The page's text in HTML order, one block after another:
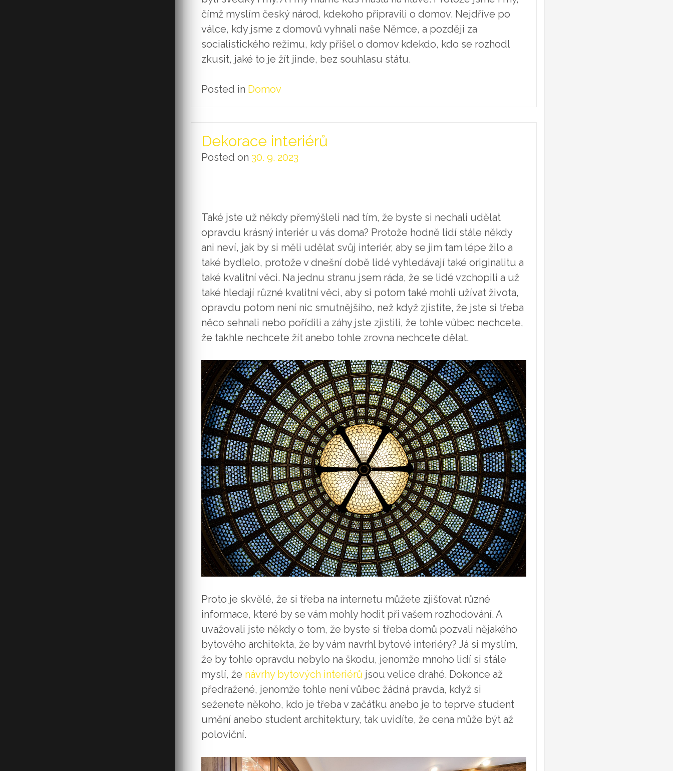
čímž myslím český národ, kdekoho připravili o domov. Nejdříve po
válce, kdy jsme z domovů vyhnali naše Němce, a později za
socialistického režimu, kdy přišel o domov kdekdo, kdo se rozhodl
zkusit, jaké to je žít jinde, bez souhlasu státu.
Posted in Domov
Dekorace interiérů
Posted on 30. 9. 2023
Také jste už někdy přemýšleli nad tím, že byste si nechali udělat
opravdu krásný interiér u vás doma? Protože hodně lidí stále někdy
ani neví, jak by si měli udělat svůj interiér, aby se jim tam lépe žilo a
také bydlelo, protože v dnešní době lidé vyhledávají také originalitu a
také kvalitní věci. Na jednu stranu jsem ráda, že se lidé vzchopili a už
také hledají různé kvalitní věci, aby si potom také mohli užívat života,
opravdu potom není nic smutnějšího, než když zjistíte, že jste si třeba
něco sehnali nebo pořídili a záhy jste zjistili, že tohle vůbec nechcete,
že takhle nechcete žít anebo tohle zrovna nechcete dělat.
Proto je skvělé, že si třeba na internetu můžete zjišťovat různé
informace, které by se vám mohly hodit při vašem rozhodování. A
uvažovali jste někdy o tom, že byste si třeba domů pozvali nějakého
bytového architekta, že by vám navrhl bytové interiéry? Já si myslím,
že by tohle opravdu nebylo na škodu, jenomže mnoho lidí si stále
myslí, že návrhy bytových interiérů jsou velice drahé. Dokonce až
předražené, jenomže tohle není vůbec žádná pravda, když si
seženete někoho, kdo je třeba v začátku anebo je to teprve student
umění anebo student architektury, tak uvidíte, že cena může být až
poloviční.